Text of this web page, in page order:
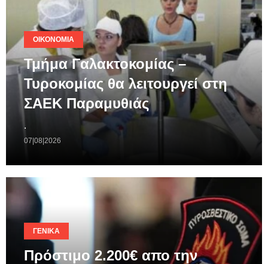
ΟΙΚΟΝΟΜΊΑ
Τμήμα Γαλακτοκομίας –
Τυροκομίας θα λειτουργεί στη
ΣΑΕΚ Παραμυθιάς
.
07|08|2026
ΓΕΝΙΚΆ
Πρόστιμο 2.200€ απο την